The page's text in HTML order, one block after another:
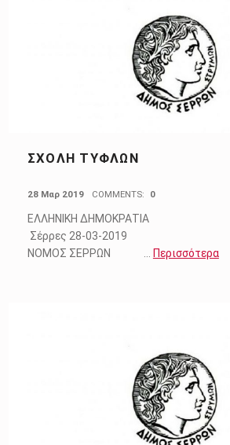
ΣΧΟΛΉ ΤΥΦΛΏΝ
28 Μαρ 2019 COMMENTS: 0
ΕΛΛΗΝΙΚΗ
Σέρρες 28-03-2019
ΝΟΜΟΣ ΣΕΡΡΩΝ …
Περισσότερα